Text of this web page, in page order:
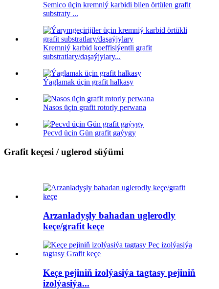
Semico üçin kremniý karbidi bilen örtülen grafit
substraty ...
Kremniý karbid koeffisiýentli grafit
substratlary/daşaýjylary...
Ýaglamak üçin grafit halkasy
Nasos üçin grafit rotorly perwana
Pecvd üçin Gün grafit gaýygy
Grafit keçesi / uglerod süýümi
Arzanladyşly bahadan uglerodly
keçe/grafit keçe
Keçe pejiniň izolýasiýa tagtasy pejiniň
izolýasiýa...